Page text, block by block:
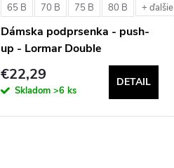
65 B 70 B 75 B 80 B + ďalšie
Dámska podprsenka - push-
up - Lormar Double
€22,29
Skladom >6 ks
DETAIL